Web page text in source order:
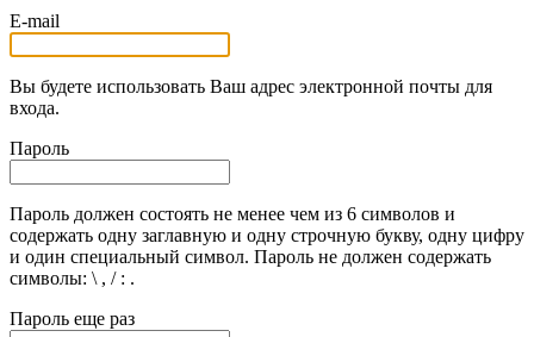
E-mail
Вы будете использовать Ваш адрес электронной почты для
входа.
Пароль
Пароль должен состоять не менее чем из 6 символов и
содержать одну заглавную и одну строчную букву, одну цифру
и один специальный символ. Пароль не должен содержать
символы: \ , / : .
Пароль еще раз